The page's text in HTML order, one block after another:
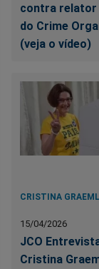
contra relator
do Crime
(veja o vídeo)
CRISTINA GRAEML
15/04/2026
JCO
Cristina